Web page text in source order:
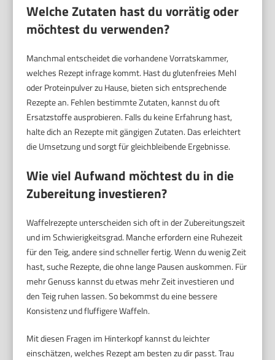
Welche Zutaten hast du vorrätig oder
möchtest du verwenden?
Manchmal entscheidet die vorhandene Vorratskammer,
welches Rezept infrage kommt. Hast du glutenfreies Mehl
oder Proteinpulver zu Hause, bieten sich entsprechende
Rezepte an. Fehlen bestimmte Zutaten, kannst du oft
Ersatzstoffe ausprobieren. Falls du keine Erfahrung hast,
halte dich an Rezepte mit gängigen Zutaten. Das erleichtert
die Umsetzung und sorgt für gleichbleibende Ergebnisse.
Wie viel Aufwand möchtest du in die
Zubereitung investieren?
Waffelrezepte unterscheiden sich oft in der Zubereitungszeit
und im Schwierigkeitsgrad. Manche erfordern eine Ruhezeit
für den Teig, andere sind schneller fertig. Wenn du wenig Zeit
hast, suche Rezepte, die ohne lange Pausen auskommen. Für
mehr Genuss kannst du etwas mehr Zeit investieren und
den Teig ruhen lassen. So bekommst du eine bessere
Konsistenz und fluffigere Waffeln.
Mit diesen Fragen im Hinterkopf kannst du leichter
einschätzen, welches Rezept am besten zu dir passt. Trau